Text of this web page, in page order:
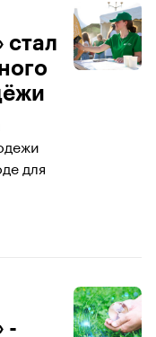
стал
для
-